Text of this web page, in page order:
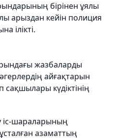
бірінен ұялы
арыздан кейін полиция
ілікті.
жазбаларды
айғақтарын
сақшылары күдіктінің
іс-шараларының
азаматтың